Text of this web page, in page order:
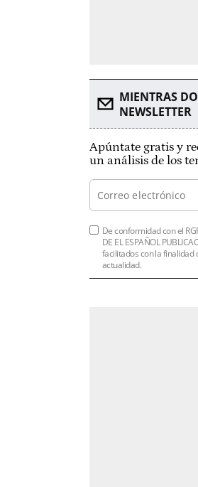
MIENTRAS
NEWSLETTER
Apúntate gratis y
un análisis de los
De conformidad con el
DE EL ESPAÑOL
facilitados con la finalidad
actualidad.